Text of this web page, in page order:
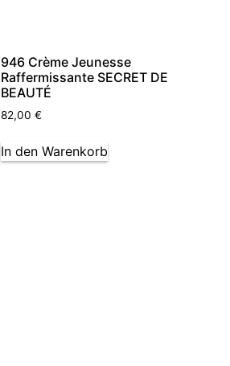
946 Crème Jeunesse
Raffermissante SECRET DE
BEAUTÉ
82,00 €
In den Warenkorb